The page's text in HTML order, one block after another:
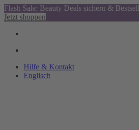
Flash Sale: Beauty Deals sichern &
Jetzt shoppen
Hilfe & Kontakt
Englisch